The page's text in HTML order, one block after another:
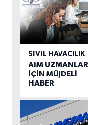
SIVIL HAVACILIK
AIM UZMANLARI
İÇİN MÜJDELİ
HABER